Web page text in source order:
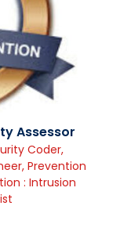
Assessor
Coder,
, Prevention
: Intrusion